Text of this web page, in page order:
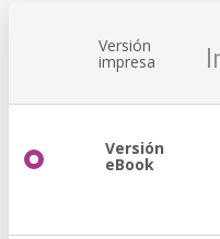
Versión
impresa
Versión
eBook